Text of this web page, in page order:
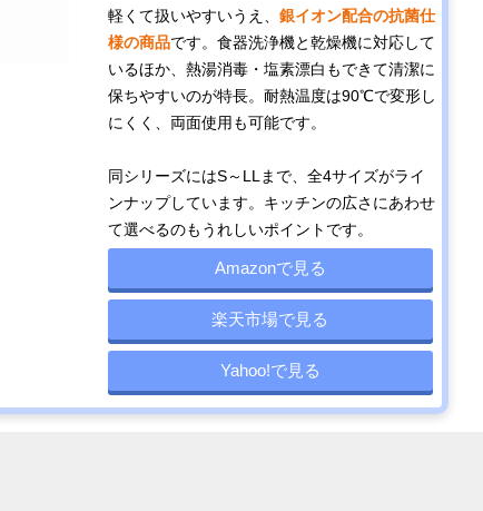
軽くて扱いやすいうえ、 銀イオン配合の抗菌仕
様の商品です。食器洗浄機と乾燥機に対応して
いるほか、熱湯消毒・塩素漂白もできて清潔に
保ちやすいのが特長。耐熱温度は90℃で変形し
にくく、両面使用も可能です。
同シリーズにはS～LLまで、全4サイズがライ
ンナップしています。キッチンの広さにあわせ
て選べるのもうれしいポイントです。
Amazonで見る
楽天市場で見る
Yahoo!で見る